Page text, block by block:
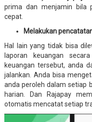
prima dan menjamin bila
cepat.
Melakukan
Hal lain yang tidak bisa
laporan keuangan
keuangan tersebut, anda
jalankan. Anda bisa
anda peroleh dalam setiap
harian. Dan Rajapay
otomatis mencatat setiap